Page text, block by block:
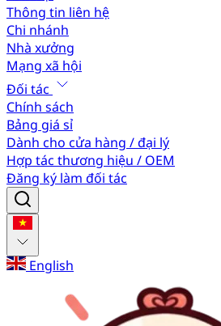
Thông tin liên hệ
Chi nhánh
Nhà xưởng
Mạng xã hội
Đối tác
Chính sách
Bảng giá sỉ
Dành cho cửa hàng / đại lý
Hợp tác thương hiệu / OEM
Đăng ký làm đối tác
English